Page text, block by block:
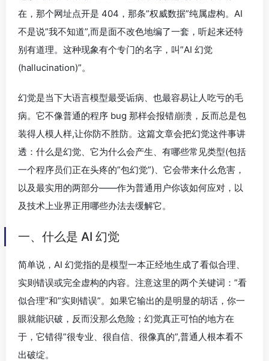
在，那个网址点开是 404，那条”权威数据”纯属虚构。AI
不是说”我不知道”,而是面不改色地编了一套，听起来还特
别有道理。这种现象有个专门的名字，叫”AI 幻觉
(hallucination)”。
幻觉是当下大语言模型最受诟病、也最容易让人吃亏的毛
病。它不像普通的程序 bug 那样会报错崩溃，反而总是包
装得人模人样,让你防不胜防。这篇文章会把幻觉这件事讲
透：什么是幻觉、它为什么会产生、有哪些常见类型(包括
一个程序员们正在头疼的”包幻觉”)、它会带来什么危害，
以及最实用的两部分——作为普通用户你该如何应对，以
及技术上业界正用哪些办法去缓解它。
一、什么是 AI 幻觉
简单说，AI 幻觉指的是模型一本正经地生成了看似合理、
实则错误或完全虚构的内容。注意这里的两个关键词：”看
似合理”和”实则错误”。如果它输出的是明显的胡话，你一
眼就能识破，反而没那么危险；幻觉真正可怕的地方在
于，它错得”很专业、很自信、很像真的”,普通人根本看不
出破绽。